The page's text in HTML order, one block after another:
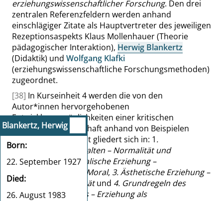
Blankertz, Herwig
Born
22. September 1927
Died
26. August 1983
erziehungswissenschaftlicher Forschung. Den drei
zentralen Referenzfeldern werden anhand
einschlägiger Zitate als Hauptvertreter des jeweiligen
Rezeptionsaspekts Klaus Mollenhauer (Theorie
pädagogischer Interaktion), Herwig Blankertz
(Didaktik) und Wolfgang Klafki
(erziehungswissenschaftliche Forschungsmethoden)
zugeordnet.
[38] In Kurseinheit 4 werden die von den
Autor*innen hervorgehobenen
Entwicklungsmöglichkeiten einer kritischen
Erziehungswissenschaft anhand von Beispielen
diskutiert; die Einheit gliedert sich in: 1.
Abweichendes Verhalten – Normalität und
Anormalität, 2. Moralische Erziehung –
postkonventionelle Moral, 3. Ästhetische Erziehung –
kritische Produktivitätund 4. Grundregeln des
Erziehungshandelns – Erziehung als